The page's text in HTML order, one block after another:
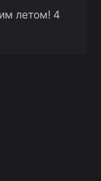
летом! 4